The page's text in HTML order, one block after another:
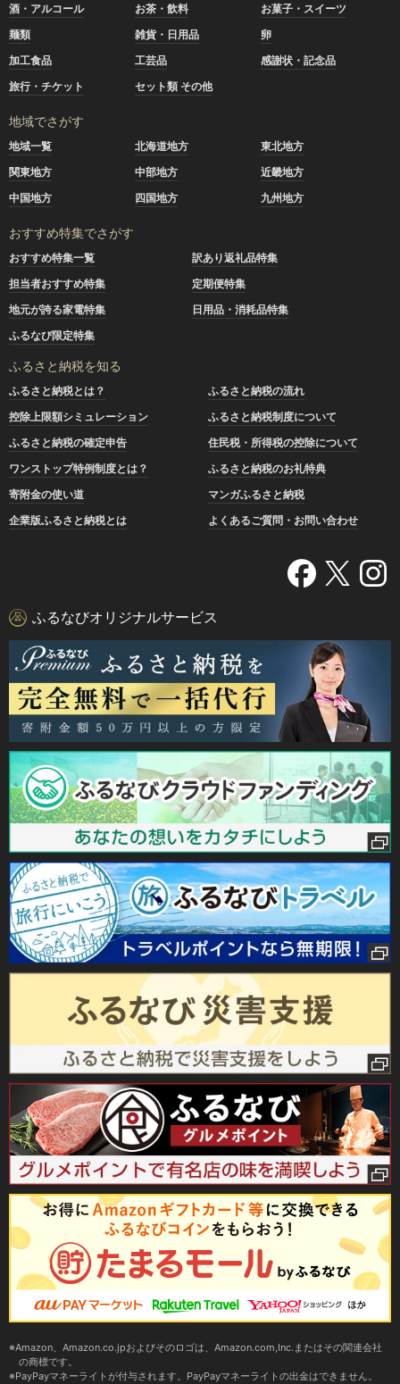
酒・アルコール
お茶・飲料
お菓子・スイーツ
麺類
雑貨・日用品
卵
加工食品
工芸品
感謝状・記念品
旅行・チケット
セット類 その他
地域でさがす
地域一覧 北海道地方
東北地方
関東地方
中部地方
近畿地方
中国地方
四国地方 九州地方
おすすめ特集でさがす
おすすめ特集一覧
訳あり返礼品特集
担当者おすすめ特集
定期便特集
地元が誇る家電特集
日用品・消耗品特集
ふるなび限定特集
ふるさと納税を知る
ふるさと納税とは？
ふるさと納税の流れ
控除上限額シミュレーション
ふるさと納税制度について
ふるさと納税の確定申告
住民税・所得税の控除について
ワンストップ特例制度とは？
ふるさと納税のお礼特典
寄附金の使い道
マンガふるさと納税
企業版ふるさと納税とは
よくあるご質問・お問い合わせ
ふるなびオリジナルサービス
Amazon、Amazon.co.jpおよびそのロゴは、Amazon.com,Inc.またはその関連会社
の商標です。
PayPayマネーライトが付与されます。PayPayマネーライトの出金はできません。